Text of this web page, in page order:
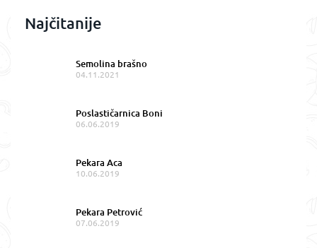
Najčitanije
Semolina brašno
04.11.2021
Poslastičarnica Boni
06.06.2019
Pekara Aca
10.06.2019
Pekara Petrović
07.06.2019